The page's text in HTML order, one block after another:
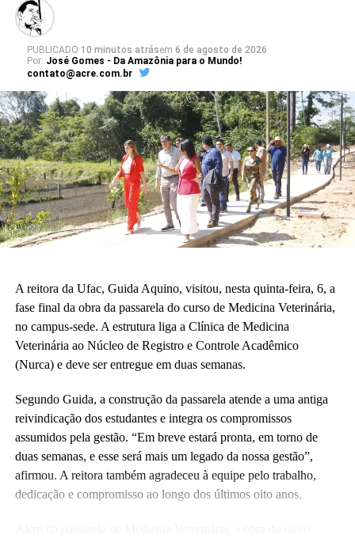
PUBLICADO 10 minutos atrásem 6 de agosto de 2026
Por: José Gomes - Da Amazônia para o Mundo!
contato@acre.com.br
A reitora da Ufac, Guida Aquino, visitou, nesta quinta-feira, 6, a
fase final da obra da passarela do curso de Medicina Veterinária,
no campus-sede. A estrutura liga a Clínica de Medicina
Veterinária ao Núcleo de Registro e Controle Acadêmico
(Nurca) e deve ser entregue em duas semanas.
Segundo Guida, a construção da passarela atende a uma antiga
reivindicação dos estudantes e integra os compromissos
assumidos pela gestão. “Em breve estará pronta, em torno de
duas semanas, e esse será mais um legado da nossa gestão”,
afirmou. A reitora também agradeceu à equipe pelo trabalho,
dedicação e compromisso ao longo dos últimos oito anos.